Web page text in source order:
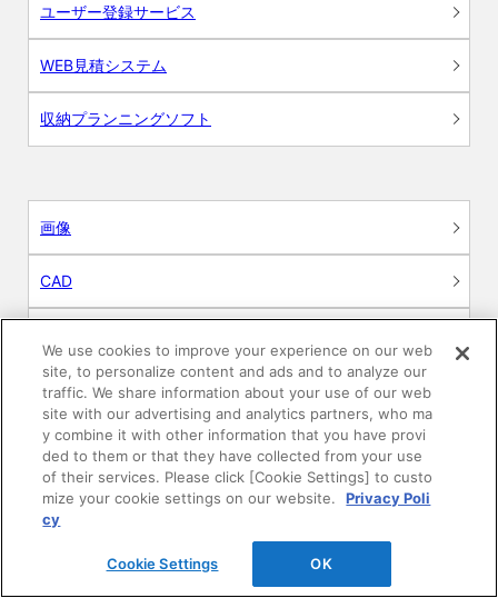
ユーザー登録サービス
WEB見積システム
収納プランニングソフト
画像
CAD
図面（PDF）
申請関係認定書類
施工・取扱説明書
We use cookies to improve your experience on our web
site, to personalize content and ads and to analyze our
traffic. We share information about your use of our web
site with our advertising and analytics partners, who ma
y combine it with other information that you have provi
ded to them or that they have collected from your use
of their services. Please click [Cookie Settings] to custo
mize your cookie settings on our website.
Privacy Poli
cy
Cookie Settings OK